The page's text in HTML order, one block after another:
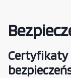
Certyfikaty